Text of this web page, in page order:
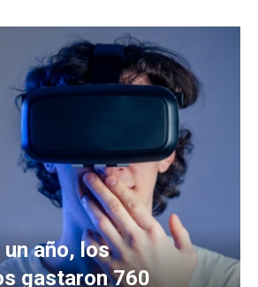
año, los
gastaron 760